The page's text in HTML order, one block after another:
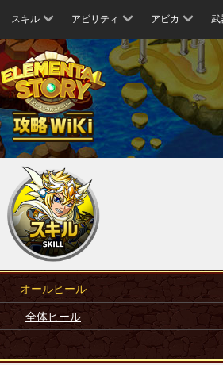
スキル アビリティ アビカ 武
オールヒール
全体ヒール